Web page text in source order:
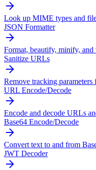
Look up MIME types and
JSON Formatter
Format, beautify, minify, and
Sanitize URLs
Remove tracking
URL Encode/Decode
Encode and decode URLs
Base64 Encode/Decode
Convert text to and from
JWT Decoder